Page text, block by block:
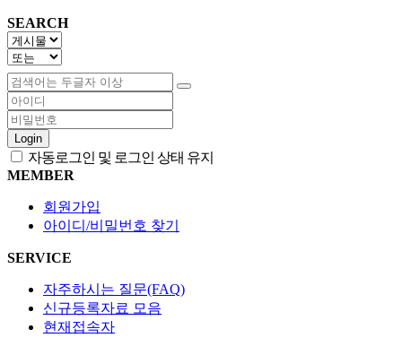
SEARCH
Login
자동로그인 및 로그인 상태 유지
MEMBER
회원가입
아이디/비밀번호 찾기
SERVICE
자주하시는 질문(FAQ)
신규등록자료 모음
현재접속자